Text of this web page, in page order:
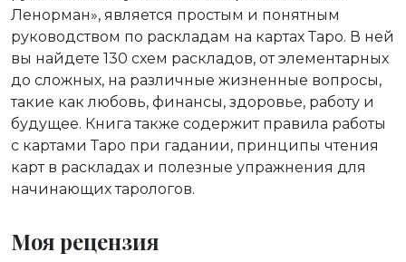
Ленорман», является простым и понятным
руководством по раскладам на картах Таро. В ней
вы найдете 130 схем раскладов, от элементарных
до сложных, на различные жизненные вопросы,
такие как любовь, финансы, здоровье, работу и
будущее. Книга также содержит правила работы
с картами Таро при гадании, принципы чтения
карт в раскладах и полезные упражнения для
начинающих тарологов.
Моя рецензия